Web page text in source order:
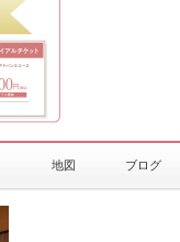
地図 ブログ